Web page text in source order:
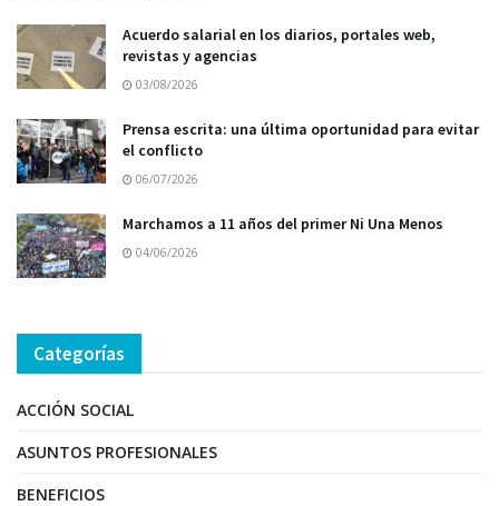
Acuerdo salarial en los diarios, portales web,
revistas y agencias
03/08/2026
Prensa escrita: una última oportunidad para evitar
el conflicto
06/07/2026
Marchamos a 11 años del primer Ni Una Menos
04/06/2026
Categorías
ACCIÓN SOCIAL
ASUNTOS PROFESIONALES
BENEFICIOS